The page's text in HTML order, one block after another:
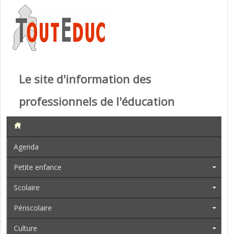
Le site d'information des
professionnels de l'éducation
Agenda
Petite enfance
Scolaire
Périscolaire
Culture